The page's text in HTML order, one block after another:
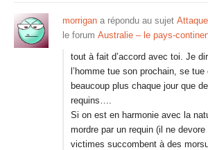
morrigan a répondu au sujet
le forum Australie – le pays-
tout à fait d’accord avec toi. Je
l’homme tue son prochain, se
beaucoup plus chaque jour que
requins….
Si on est en harmonie avec la
mordre par un requin (il ne
victimes succombent à des